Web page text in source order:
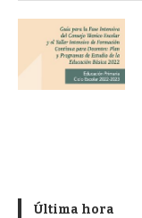
Última hora